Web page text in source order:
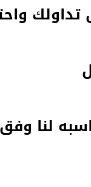
لنا وفق